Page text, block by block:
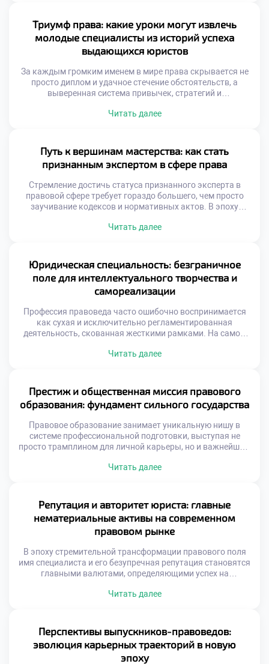
взгляда на право. Именно поэтому качественное
обучение в московском техникуме позволяет учащимся
не просто изучать догмы, а […]
Триумф права: какие уроки могут извлечь
молодые специалисты из историй успеха
выдающихся юристов
За каждым громким именем в мире права скрывается не
просто диплом и удачное стечение обстоятельств, а
выверенная система привычек, стратегий и
мэтров юриспруденции служат бесценным учебником для
техникуме закладывает тот самый надежный фундамент,
на котором впоследствии […]
Читать далее
Путь к вершинам мастерства: как стать
признанным экспертом в сфере права
Стремление достичь статуса признанного эксперта в
правовой сфере требует гораздо большего, чем просто
заучивание кодексов и нормативных актов. В эпоху
будущему специалисту необходимо оттачивать
обучение в московском техникуме становится тем самым
надежным трамплином, который закладывает прочный
фундамент для превращения амбициозного студента […]
Читать далее
Юридическая специальность: безграничное
поле для интеллектуального творчества и
самореализации
Профессия правоведа часто ошибочно воспринимается
как сухая и исключительно регламентированная
деятельность, скованная жесткими рамками. На самом
безграничные горизонты для интеллектуального
техникуме становится надежным трамплином,
позволяющим будущим экспертам не просто
механически следовать букве закона, а выступать
настоящими архитекторами правовых […]
Читать далее
Престиж и общественная миссия правового
образования: фундамент сильного государства
Правовое образование занимает уникальную нишу в
системе профессиональной подготовки, выступая не
просто трамплином для личной карьеры, но и важнейшим
дисциплины наделяет специалистов инструментами для
государством и личностью. Именно поэтому осознанное
обучение в московском техникуме становится тем самым
надежным фундаментом, который в […]
Читать далее
Репутация и авторитет юриста: главные
нематериальные активы на современном
правовом рынке
В эпоху стремительной трансформации правового поля
имя специалиста и его безупречная репутация становятся
главными валютами, определяющими успех на
просто ускоряют карьерный лифт, но и формируют
московском техникуме закладывает первые кирпичики
этого имиджа, приучая будущих экспертов […]
Читать далее
Перспективы выпускников-правоведов:
эволюция карьерных траекторий в новую
эпоху